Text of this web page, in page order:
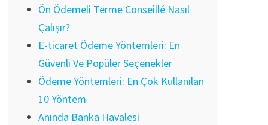
Ön Ödemeli Terme Conseillé Nasıl
Çalışır?
E-ticaret Ödeme Yöntemleri: En
Güvenli Ve Popüler Seçenekler
Ödeme Yöntemleri: En Çok Kullanılan
10 Yöntem
Anında Banka Havalesi